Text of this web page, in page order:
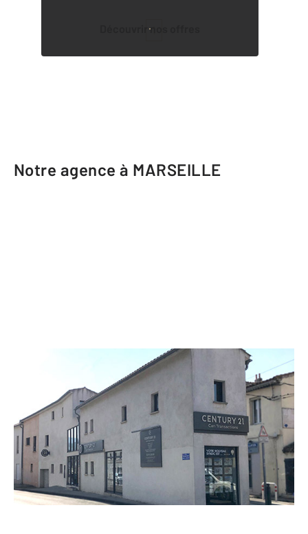
Découvrir nos offres
Notre agence à MARSEILLE
CENTURY 21 Can Transactions
101 boulevard du Sablier
MARSEILLE - 13008
Envoyer un message
Téléphoner à l'agence